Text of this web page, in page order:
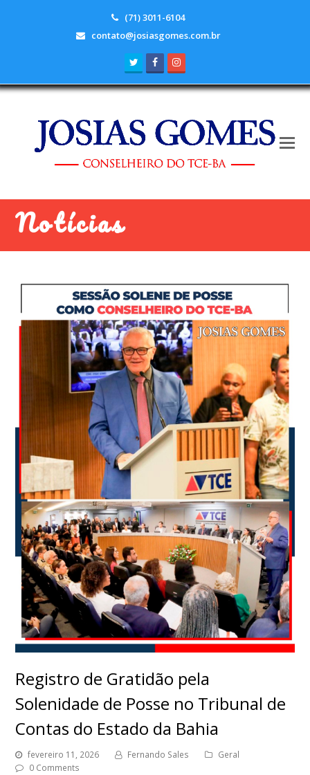
(71) 3011-6104
contato@josiasgomes.com.br
TwitterFacebook
Notícias
Registro de Gratidão pela
Solenidade de Posse no Tribunal de
Contas do Estado da Bahia
fevereiro 11, 2026 Fernando Sales
Geral
0 Comments